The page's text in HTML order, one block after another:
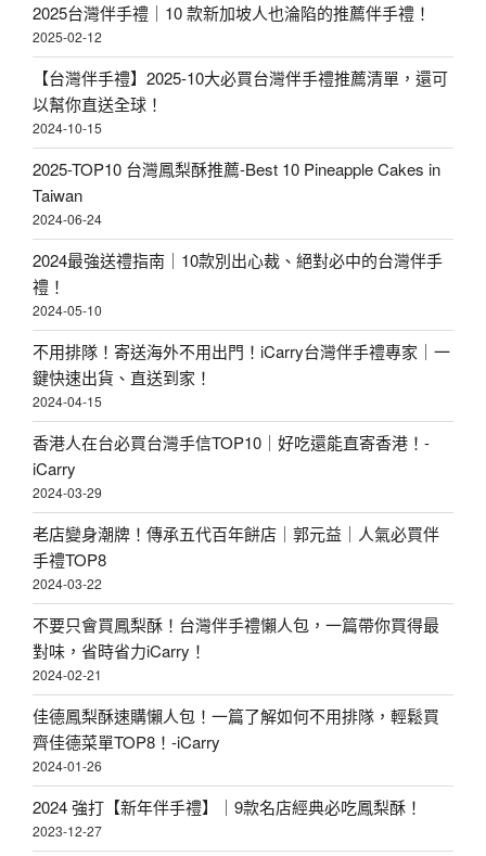
2025台灣伴手禮｜10 款新加坡人也淪陷的推薦伴手禮！
2025-02-12
【台灣伴手禮】2025-10大必買台灣伴手禮推薦清單，還可
以幫你直送全球！
2024-10-15
2025-TOP10 台灣鳳梨酥推薦-Best 10 Pineapple Cakes in
Taiwan
2024-06-24
2024最強送禮指南｜10款別出心裁、絕對必中的台灣伴手
禮！
2024-05-10
不用排隊！寄送海外不用出門！iCarry台灣伴手禮專家｜一
鍵快速出貨、直送到家！
2024-04-15
香港人在台必買台灣手信TOP10｜好吃還能直寄香港！-
iCarry
2024-03-29
老店變身潮牌！傳承五代百年餅店｜郭元益｜人氣必買伴
手禮TOP8
2024-03-22
不要只會買鳳梨酥！台灣伴手禮懶人包，一篇帶你買得最
對味，省時省力iCarry！
2024-02-21
佳德鳳梨酥速購懶人包！一篇了解如何不用排隊，輕鬆買
齊佳德菜單TOP8！-iCarry
2024-01-26
2024 強打【新年伴手禮】｜9款名店經典必吃鳳梨酥！
2023-12-27